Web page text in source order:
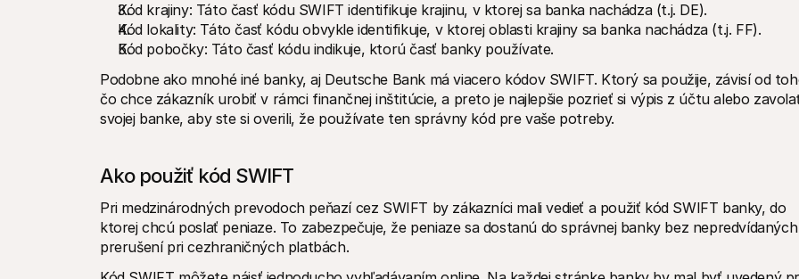
Kód krajiny: Táto časť kódu SWIFT identifikuje krajinu, v ktorej sa banka nachádza (t.j. DE).
Kód lokality: Táto časť kódu obvykle identifikuje, v ktorej oblasti krajiny sa banka nachádza (t.j. FF).
Kód pobočky: Táto časť kódu indikuje, ktorú časť banky používate.
Podobne ako mnohé iné banky, aj Deutsche Bank má viacero kódov SWIFT. Ktorý sa použije, závisí od
čo chce zákazník urobiť v rámci finančnej inštitúcie, a preto je najlepšie pozrieť si výpis z účtu alebo
svojej banke, aby ste si overili, že používate ten správny kód pre vaše potreby.
Ako použiť kód SWIFT
Pri medzinárodných prevodoch peňazí cez SWIFT by zákazníci mali vedieť a použiť kód SWIFT banky, do
ktorej chcú poslať peniaze. To zabezpečuje, že peniaze sa dostanú do správnej banky bez nepredvídaných
prerušení pri cezhraničných platbách.